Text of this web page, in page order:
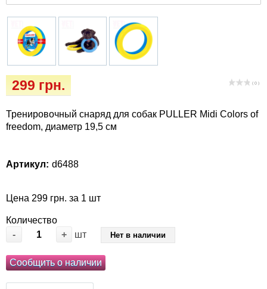
( 0 )
299 грн.
Тренировочный снаряд для собак PULLER Midi Colors of
freedom, диаметр 19,5 см
Артикул: d6488
Цена 299 грн. за 1 шт
Количество
-
+ шт Нет в наличии
Сообщить о наличии
Інкубатори
Ласощі та корма
для собак
Лежаки, будиночки, охолоджуючи
Миски, автокормушки, поилки
Одежда и обувь
Переноски, сумки, клетки
Послеоперационные средства и
расходные материалы